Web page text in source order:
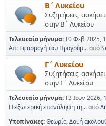
Β΄ Λυκείου
Συζητήσεις,
στην Β΄ Λυκείου
Τελευταίο μήνυμα: 10 Φεβ 2025,
Απ: Εφαρμογή του Προγράμ...από
Γ΄ Λυκείου
Συζητήσεις,
στην Γ΄ Λυκείου
Τελευταίο μήνυμα: 13 Ιουν 2026,
Η εξωτερική επανάληψη τη...από
Υποπίνακες Θεωρία Δομή